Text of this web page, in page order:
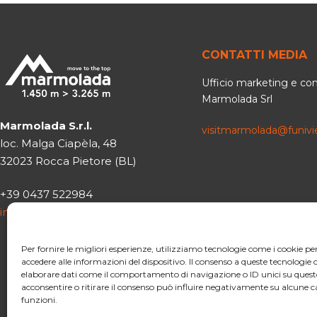
Per fornire le migliori esperienze, utilizziamo tecnologie come i cookie
accedere alle informazioni del dispositivo. Il consenso a queste tecnologie
elaborare dati come il comportamento di navigazione o ID unici su
acconsentire o ritirare il consenso può influire negativamente su alcune
funzioni.
Marmolada S.r.l.
loc. Malga Ciapèla, 48
32023 Rocca Pietore (BL)
+39 0437 522984
info@funiviemarmolada.com
CONTATTI MEDIA
Ufficio marketing e
Marmolada Srl